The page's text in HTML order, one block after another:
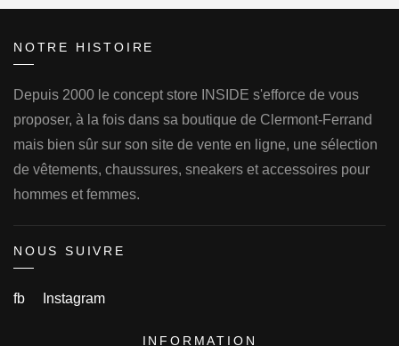
NOTRE HISTOIRE
Depuis 2000 le concept store INSIDE s'efforce de vous
proposer, à la fois dans sa boutique de Clermont-Ferrand
mais bien sûr sur son site de vente en ligne, une sélection
de vêtements, chaussures, sneakers et accessoires pour
hommes et femmes.
NOUS SUIVRE
fb Instagram
INFORMATION